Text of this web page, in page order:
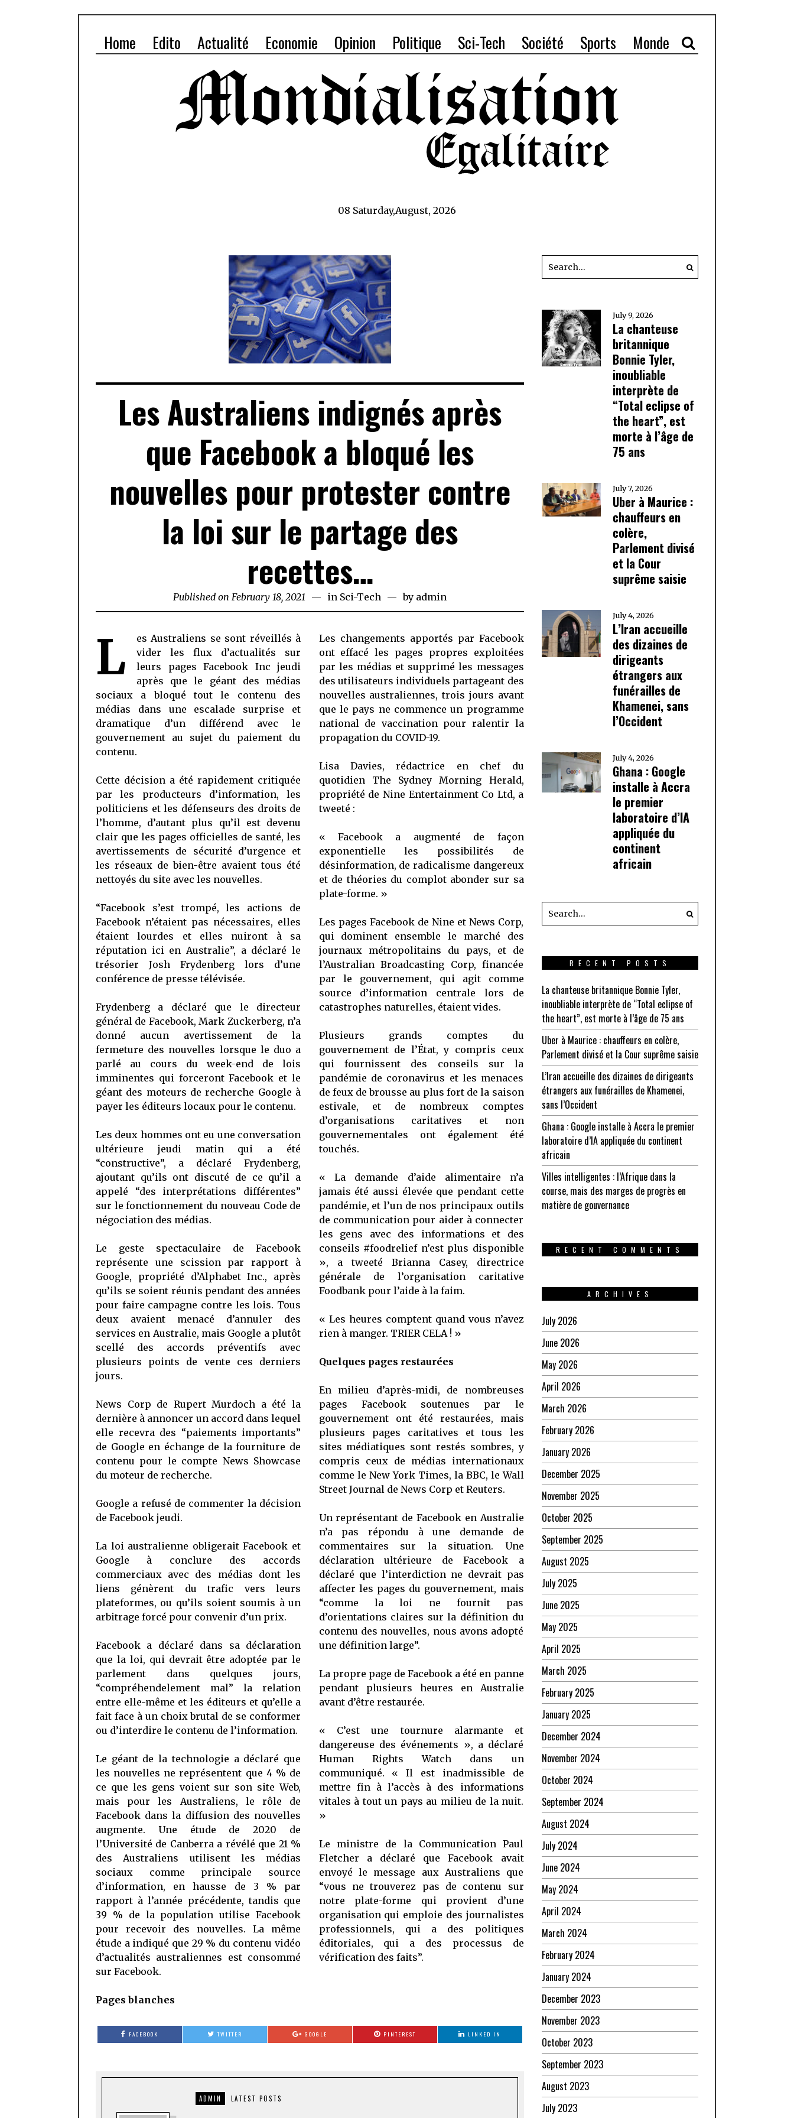
Home Edito Actualité Economie Opinion Politique Sci-Tech Société Sports Monde
08 Saturday,August, 2026
Les Australiens indignés après
que Facebook a bloqué les
nouvelles pour protester contre
la loi sur le partage des
recettes…
Published on February 18, 2021 February
18,
in Sci-Tech by admin
L
es Australiens se sont réveillés à
vider les flux d’actualités sur
leurs pages Facebook Inc jeudi
après que le géant des médias
sociaux a bloqué tout le contenu des
médias dans une escalade surprise et
dramatique d’un différend avec le
gouvernement au sujet du paiement du
contenu.
Cette décision a été rapidement critiquée
par les producteurs d’information, les
politiciens et les défenseurs des droits de
l’homme, d’autant plus qu’il est devenu
clair que les pages officielles de santé, les
avertissements de sécurité d’urgence et
les réseaux de bien-être avaient tous été
nettoyés du site avec les nouvelles.
“Facebook s’est trompé, les actions de
Facebook n’étaient pas nécessaires, elles
étaient lourdes et elles nuiront à sa
réputation ici en Australie”, a déclaré le
trésorier Josh Frydenberg lors d’une
conférence de presse télévisée.
Frydenberg a déclaré que le directeur
général de Facebook, Mark Zuckerberg, n’a
donné aucun avertissement de la
fermeture des nouvelles lorsque le duo a
parlé au cours du week-end de lois
imminentes qui forceront Facebook et le
géant des moteurs de recherche Google à
payer les éditeurs locaux pour le contenu.
Les deux hommes ont eu une conversation
ultérieure jeudi matin qui a été
“constructive”, a déclaré Frydenberg,
ajoutant qu’ils ont discuté de ce qu’il a
appelé “des interprétations différentes”
sur le fonctionnement du nouveau Code de
négociation des médias.
Le geste spectaculaire de Facebook
représente une scission par rapport à
Google, propriété d’Alphabet Inc., après
qu’ils se soient réunis pendant des années
pour faire campagne contre les lois. Tous
deux avaient menacé d’annuler des
services en Australie, mais Google a plutôt
scellé des accords préventifs avec
plusieurs points de vente ces derniers
jours.
News Corp de Rupert Murdoch a été la
dernière à annoncer un accord dans lequel
elle recevra des “paiements importants”
de Google en échange de la fourniture de
contenu pour le compte News Showcase
du moteur de recherche.
Google a refusé de commenter la décision
de Facebook jeudi.
La loi australienne obligerait Facebook et
Google à conclure des accords
commerciaux avec des médias dont les
liens génèrent du trafic vers leurs
plateformes, ou qu’ils soient soumis à un
arbitrage forcé pour convenir d’un prix.
Facebook a déclaré dans sa déclaration
que la loi, qui devrait être adoptée par le
parlement dans quelques jours,
“compréhendelement mal” la relation
entre elle-même et les éditeurs et qu’elle a
fait face à un choix brutal de se conformer
ou d’interdire le contenu de l’information.
Le géant de la technologie a déclaré que
les nouvelles ne représentent que 4 % de
ce que les gens voient sur son site Web,
mais pour les Australiens, le rôle de
Facebook dans la diffusion des nouvelles
augmente. Une étude de 2020 de
l’Université de Canberra a révélé que 21 %
des Australiens utilisent les médias
sociaux comme principale source
d’information, en hausse de 3 % par
rapport à l’année précédente, tandis que
39 % de la population utilise Facebook
pour recevoir des nouvelles. La même
étude a indiqué que 29 % du contenu vidéo
d’actualités australiennes est consommé
sur Facebook.
Pages blanches
Les changements apportés par Facebook
ont effacé les pages propres exploitées
par les médias et supprimé les messages
des utilisateurs individuels partageant des
nouvelles australiennes, trois jours avant
que le pays ne commence un programme
national de vaccination pour ralentir la
propagation du COVID-19.
Lisa Davies, rédactrice en chef du
quotidien The Sydney Morning Herald,
propriété de Nine Entertainment Co Ltd, a
tweeté :
« Facebook a augmenté de façon
exponentielle les possibilités de
désinformation, de radicalisme dangereux
et de théories du complot abonder sur sa
plate-forme. »
Les pages Facebook de Nine et News Corp,
qui dominent ensemble le marché des
journaux métropolitains du pays, et de
l’Australian Broadcasting Corp, financée
par le gouvernement, qui agit comme
source d’information centrale lors de
catastrophes naturelles, étaient vides.
Plusieurs grands comptes du
gouvernement de l’État, y compris ceux
qui fournissent des conseils sur la
pandémie de coronavirus et les menaces
de feux de brousse au plus fort de la saison
estivale, et de nombreux comptes
d’organisations caritatives et non
gouvernementales ont également été
touchés.
« La demande d’aide alimentaire n’a
jamais été aussi élevée que pendant cette
pandémie, et l’un de nos principaux outils
de communication pour aider à connecter
les gens avec des informations et des
conseils #foodrelief n’est plus disponible
», a tweeté Brianna Casey, directrice
générale de l’organisation caritative
Foodbank pour l’aide à la faim.
« Les heures comptent quand vous n’avez
rien à manger. TRIER CELA ! »
Quelques pages restaurées
En milieu d’après-midi, de nombreuses
pages Facebook soutenues par le
gouvernement ont été restaurées, mais
plusieurs pages caritatives et tous les
sites médiatiques sont restés sombres, y
compris ceux de médias internationaux
comme le New York Times, la BBC, le Wall
Street Journal de News Corp et Reuters.
Un représentant de Facebook en Australie
n’a pas répondu à une demande de
commentaires sur la situation. Une
déclaration ultérieure de Facebook a
déclaré que l’interdiction ne devrait pas
affecter les pages du gouvernement, mais
“comme la loi ne fournit pas
d’orientations claires sur la définition du
contenu des nouvelles, nous avons adopté
une définition large”.
La propre page de Facebook a été en panne
pendant plusieurs heures en Australie
avant d’être restaurée.
« C’est une tournure alarmante et
dangereuse des événements », a déclaré
Human Rights Watch dans un
communiqué. « Il est inadmissible de
mettre fin à l’accès à des informations
vitales à tout un pays au milieu de la nuit.
»
Le ministre de la Communication Paul
Fletcher a déclaré que Facebook avait
envoyé le message aux Australiens que
“vous ne trouverez pas de contenu sur
notre plate-forme qui provient d’une
organisation qui emploie des journalistes
professionnels, qui a des politiques
éditoriales, qui a des processus de
vérification des faits”.
FACEBOOK TWITTER GOOGLE PINTEREST LINKED IN
ADMIN LATEST POSTS
July 9, 2026
La chanteuse
britannique
Bonnie Tyler,
inoubliable
interprète de
“Total eclipse of
the heart”, est
morte à l’âge de
75 ans
July 7, 2026
Uber à Maurice :
chauffeurs en
colère,
Parlement divisé
et la Cour
suprême saisie
July 4, 2026
L’Iran accueille
des dizaines de
dirigeants
étrangers aux
funérailles de
Khamenei, sans
l’Occident
July 4, 2026
Ghana : Google
installe à Accra
le premier
laboratoire d’IA
appliquée du
continent
africain
RECENT POSTS
La chanteuse britannique Bonnie Tyler,
inoubliable interprète de “Total eclipse of
the heart”, est morte à l’âge de 75 ans
Uber à Maurice : chauffeurs en colère,
Parlement divisé et la Cour suprême saisie
L’Iran accueille des dizaines de dirigeants
étrangers aux funérailles de Khamenei,
sans l’Occident
Ghana : Google installe à Accra le premier
laboratoire d’IA appliquée du continent
africain
Villes intelligentes : l’Afrique dans la
course, mais des marges de progrès en
matière de gouvernance
RECENT COMMENTS
ARCHIVES
July 2026
June 2026
May 2026
April 2026
March 2026
February 2026
January 2026
December 2025
November 2025
October 2025
September 2025
August 2025
July 2025
June 2025
May 2025
April 2025
March 2025
February 2025
January 2025
December 2024
November 2024
October 2024
September 2024
August 2024
July 2024
June 2024
May 2024
April 2024
March 2024
February 2024
January 2024
December 2023
November 2023
October 2023
September 2023
August 2023
July 2023